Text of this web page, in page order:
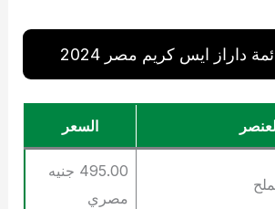
داراز ايس كريم مصر 2024
السعر
495.00 جنيه
مصري